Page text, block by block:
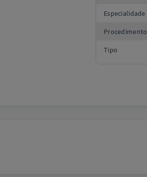
Especialidade
Procedimento
Tipo